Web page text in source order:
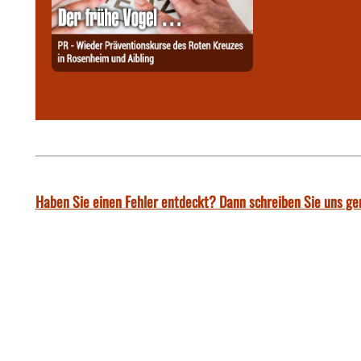
Haben Sie einen Fehler entdeckt? Dann schreiben Sie uns